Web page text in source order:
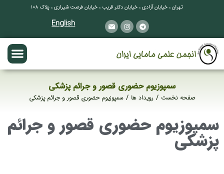
تهران ، خیابان آزادی ، خیابان دکتر قریب ، خیابان فرصت شیرازی ، پلاک ۱۰۸
English
سمپوزیوم حضوری قصور و جرائم پزشکی
مکان شما:صفحه نخست رویداد ها سمپوزیوم حضوری قصور و جرائم پزشکی
سمپوزیوم حضوری قصور و جرائم
پزشکی